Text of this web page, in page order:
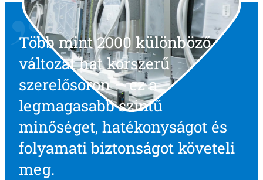
Több mint 2000 különböző
változat hat korszerű
szerelősoron – ez a
legmagasabb szintű
minőséget, hatékonyságot és
folyamati biztonságot követeli
meg.